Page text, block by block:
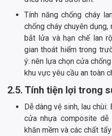
Tính năng chống cháy
chống cháy chuyên
bắt lửa và hạn chế lan
gian thoát hiểm trong
ý: nên lựa chọn cửa
khu vực yêu cầu an toàn
2.5. Tính tiện lợi trong
Dễ dàng vệ sinh, lau
cửa nhựa composite dễ
khăn mềm và các chất